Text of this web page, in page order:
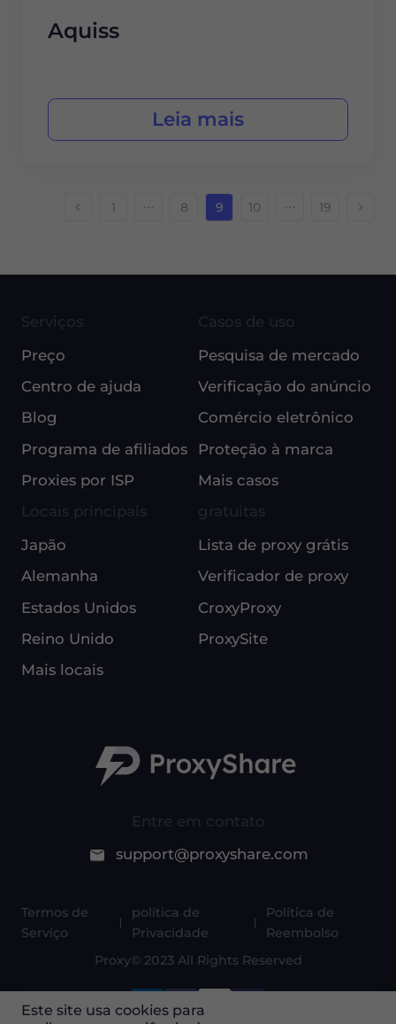
Aquiss
Leia mais
1 8 9 10 19
Entre em contato
support@proxyshare.com
Serviços
Preço
Centro de ajuda
Blog
Programa de afiliados
Proxies por ISP
Casos de uso
Pesquisa de mercado
Verificação do anúncio
Comércio eletrônico
Proteção à marca
Mais casos
Locais principais
Japão
Alemanha
Estados Unidos
Reino Unido
Mais locais
Lista de proxy grátis
Verificador de proxy
CroxyProxy
ProxySite
Termos de
Serviço
política de
Privacidade
Política de
Reembolso
Proxy© 2023 All Rights Reserved
Este site usa cookies para